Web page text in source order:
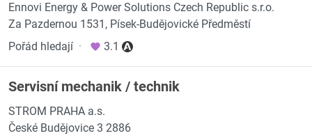
Ennovi Energy & Power Solutions Czech Republic s.r.o.
Za Pazdernou 1531, Písek-Budějovické Předměstí
Pořád hledají · 3.1
Servisní mechanik / technik
STROM PRAHA a.s.
České Budějovice 3 2886